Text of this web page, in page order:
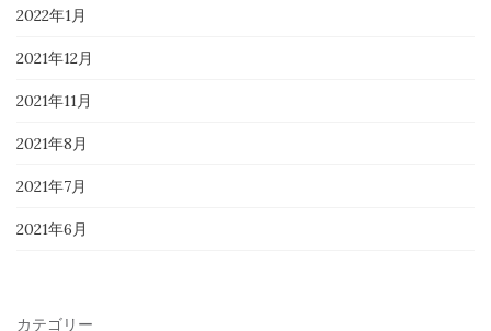
2022年1月
2021年12月
2021年11月
2021年8月
2021年7月
2021年6月
カテゴリー